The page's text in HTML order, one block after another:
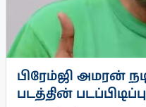
பிரேம்ஜி அமரன்
படத்தின்